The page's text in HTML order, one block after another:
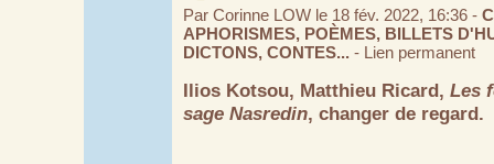
Par Corinne LOW le 18 fév. 2022, 16:36 -
APHORISMES, POÈMES, BILLETS
DICTONS, CONTES... - Lien permanent
Ilios Kotsou, Matthieu Ricard, Les
sage Nasredin, changer de regard.